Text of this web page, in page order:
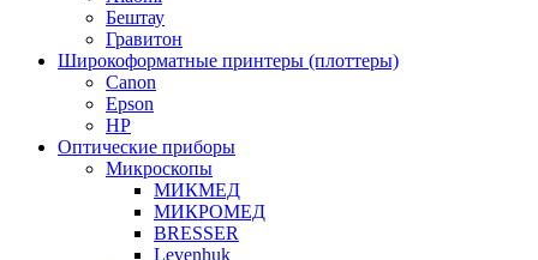
Бештау
Гравитон
Широкоформатные принтеры (плоттеры)
Canon
Epson
HP
Оптические приборы
Микроскопы
МИКМЕД
МИКРОМЕД
BRESSER
Levenhuk